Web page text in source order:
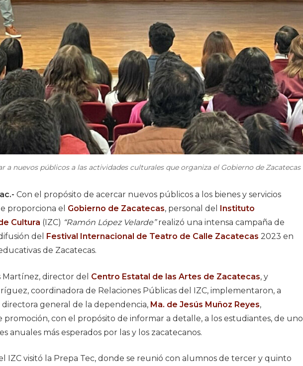
a nuevos públicos a las actividades culturales que organiza el Gobierno de Zacatecas
Con el propósito de acercar nuevos públicos a los bienes y servicios
proporciona el Gobierno de Zacatecas, personal del Instituto
Cultura (IZC) “Ramón López Velarde”realizó una intensa campaña de
del Festival Internacional de Teatro de Calle Zacatecas 2023 en
de Zacatecas.
Martínez, director del Centro Estatal de las Artes de Zacatecas, y
coordinadora de Relaciones Públicas del IZC, implementaron, a
general de la dependencia, Ma. de Jesús Muñoz Reyes,
promoción, con el propósito de informar a detalle, a los estudiantes, de uno
anuales más esperados por las y los zacatecanos.
IZC visitó la Prepa Tec, donde se reunió con alumnos de tercer y quinto